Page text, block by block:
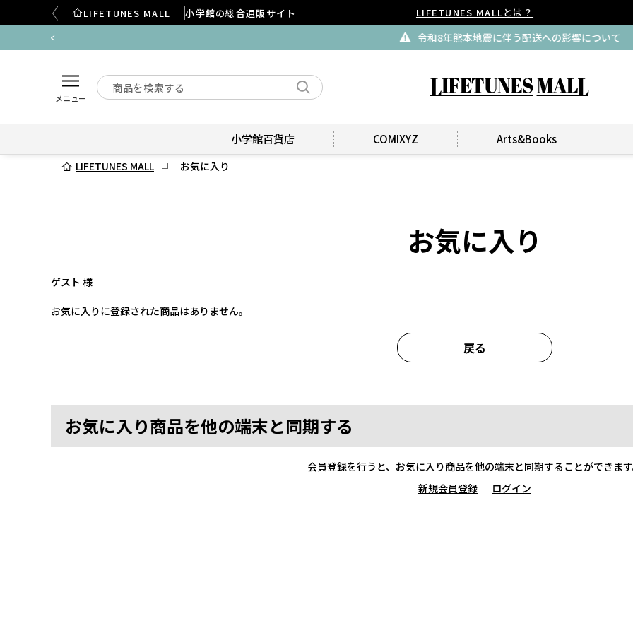
LIFETUNES MALL 小学館の総合通販サイト LIFETUNES MALLとは？
令和8年熊本地震に伴う配送への影響について
メニュー
小学館百貨店 COMIXYZ Arts&Books
LIFETUNES MALL お気に入り
お気に入り
ゲスト 様
お気に入りに登録された商品はありません。
戻る
お気に入り商品を他の端末と同期する
会員登録を行うと、お気に入り商品を他の端末と同期することができま
新規会員登録 ｜ ログイン